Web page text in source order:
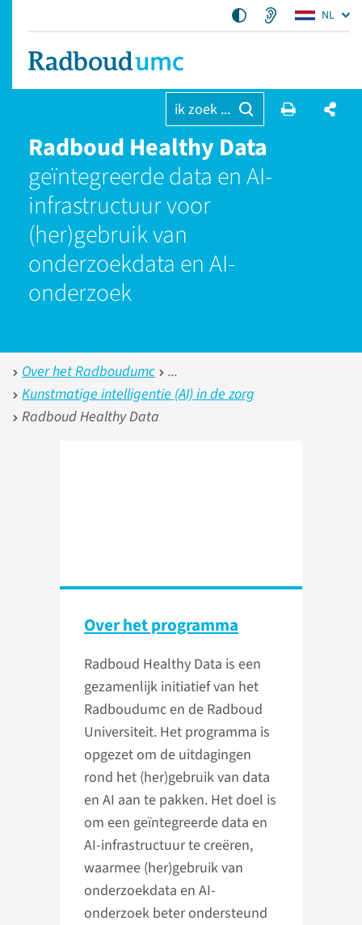
NL
ik zoek ...
Radboud Healthy Data
geïntegreerde data en AI-
infrastructuur voor
(her)gebruik van
onderzoekdata en AI-
onderzoek
Over het Radboudumc
Kunstmatige intelligentie (AI) in de zorg
Radboud Healthy Data
Over het programma
Radboud Healthy Data is een
gezamenlijk initiatief van het
Radboudumc en de Radboud
Universiteit. Het programma is
opgezet om de uitdagingen
rond het (her)gebruik van data
en AI aan te pakken. Het doel is
om een geïntegreerde data en
AI-infrastructuur te creëren,
waarmee (her)gebruik van
onderzoekdata en AI-
onderzoek beter ondersteund